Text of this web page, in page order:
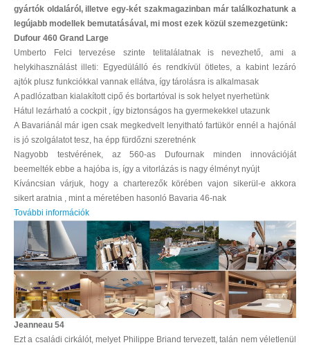
gyártók oldaláról, illetve egy-két szakmagazinban már találkozhatunk a
legújabb modellek bemutatásával, mi most ezek közül szemezgetünk:
Dufour 460 Grand Large
Umberto Felci tervezése szinte telitalálatnak is nevezhető, ami a
helykihasználást illeti: Egyedülálló és rendkívül ötletes, a kabint lezáró
ajtók plusz funkciókkal vannak ellátva, így tárolásra is alkalmasak
A padlózatban kialakított cipő és bortartóval is sok helyet nyerhetünk
Hátul lezárható a cockpit , így biztonságos ha gyermekekkel utazunk
A Bavariánál már igen csak megkedvelt lenyitható fartükör ennél a hajónál
is jó szolgálatot tesz, ha épp fürdőzni szeretnénk
Nagyobb testvérének, az 560-as Dufournak minden innovációját
beemelték ebbe a hajóba is, így a vitorlázás is nagy élményt nyújt
Kíváncsian várjuk, hogy a charterezők körében vajon sikerül-e akkora
sikert aratnia , mint a méretében hasonló Bavaria 46-nak
További információk
Jeanneau 54
Ezt a családi cirkálót, melyet Philippe Briand tervezett, talán nem véletlenül